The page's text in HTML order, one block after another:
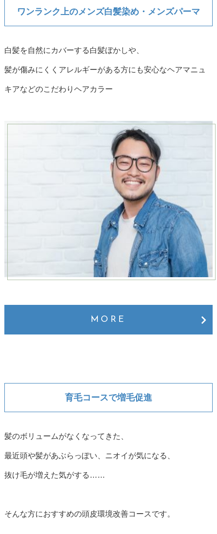
ワンランク上のメンズ白髪染め・メンズパーマ
白髪を自然にカバーする白髪ぼかしや、
髪が傷みにくくアレルギーがある方にも安心なヘアマニュ
キアなどのこだわりヘアカラー
MORE
育毛コースで増毛促進
髪のボリュームがなくなってきた、
最近頭や髪があぶらっぽい、ニオイが気になる、
抜け毛が増えた気がする……
そんな方におすすめの頭皮環境改善コースです。